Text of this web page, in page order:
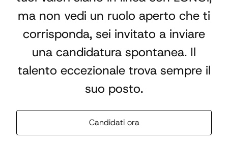
ma non vedi un ruolo aperto che ti
corrisponda, sei invitato a inviare
una candidatura spontanea. Il
talento eccezionale trova sempre il
suo posto.
Candidati ora